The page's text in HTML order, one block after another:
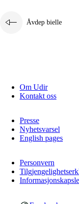
Åvdep bielle
Om Udir
Kontakt oss
Presse
Nyhetsvarsel
English pages
Personvern